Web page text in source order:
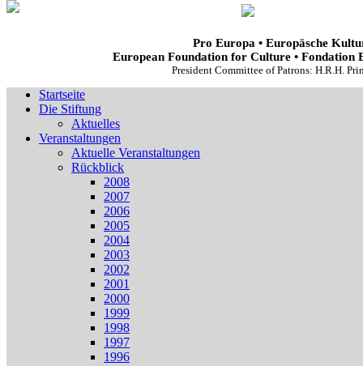
Pro Europa • Europäsche
European Foundation for Culture • Fondation
President Committee of Patrons: H.R.H.
Startseite
Die Stiftung
Aktuelles
Veranstaltungen
Aktuelle Veranstaltungen
Rückblick
2008
2007
2006
2005
2004
2003
2002
2001
2000
1999
1998
1997
1996